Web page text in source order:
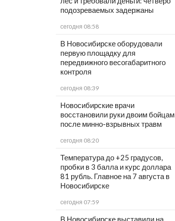
подозреваемых задержаны
сегодня 08:58
В Новосибирске оборудовали
первую площадку для
передвижного весогабаритного
контроля
сегодня 08:39
Новосибирские врачи
восстановили руки двоим бойцам
после минно-взрывных травм
сегодня 08:20
Температура до +25 градусов,
пробки в 3 балла и курс доллара
81 рубль. Главное на 7 августа в
Новосибирске
сегодня 07:59